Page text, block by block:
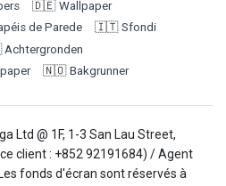
🇩🇪 Wallpaper
de Parede 🇮🇹 Sfondi
Achtergronden
🇳🇴 Bakgrunner
Ltd @ 1F, 1-3 San Lau Street,
client : +852 92191684) / Agent
fonds d'écran sont réservés à